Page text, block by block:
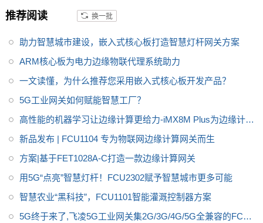
推荐阅读 换一批
助力智慧城市建设，嵌入式核心板打造智慧灯杆网关方案
ARM核心板为电力边缘物联代理系统助力
一文读懂，为什么推荐您采用嵌入式核心板开发产品？
5G工业网关如何赋能智慧工厂？
高性能的机器学习让边缘计算更给力-iMX8M Plus为边缘计算
赋能
新品发布 | FCU1104 专为物联网边缘计算网关而生
方案|基于FET1028A-C打造一款边缘计算网关
用5G“点亮”智慧灯杆！FCU2302赋予智慧城市更多可能
智慧农业“黑科技”，FCU1101智能灌溉控制器方案
5G终于来了,飞凌5G工业网关集2G/3G/4G/5G全兼容的FCU2